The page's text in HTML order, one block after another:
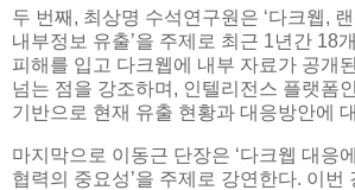
두 번째, 최상명 수석연구원은 ‘다크웹,
내부정보 유출’을 주제로 최근 1년간 18
피해를 입고 다크웹에 내부 자료가 공개
넘는 점을 강조하며, 인텔리전스 플랫폼
기반으로 현재 유출 현황과 대응방안에
마지막으로 이동근 단장은 ‘다크웹 대응
협력의 중요성’을 주제로 강연한다. 이번